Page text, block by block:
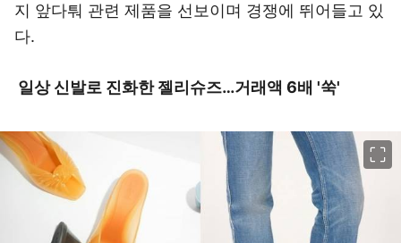
지 앞다퉈 관련 제품을 선보이며 경쟁에 뛰어들고 있
다.
일상 신발로 진화한 젤리슈즈…거래액 6배 '쑥'